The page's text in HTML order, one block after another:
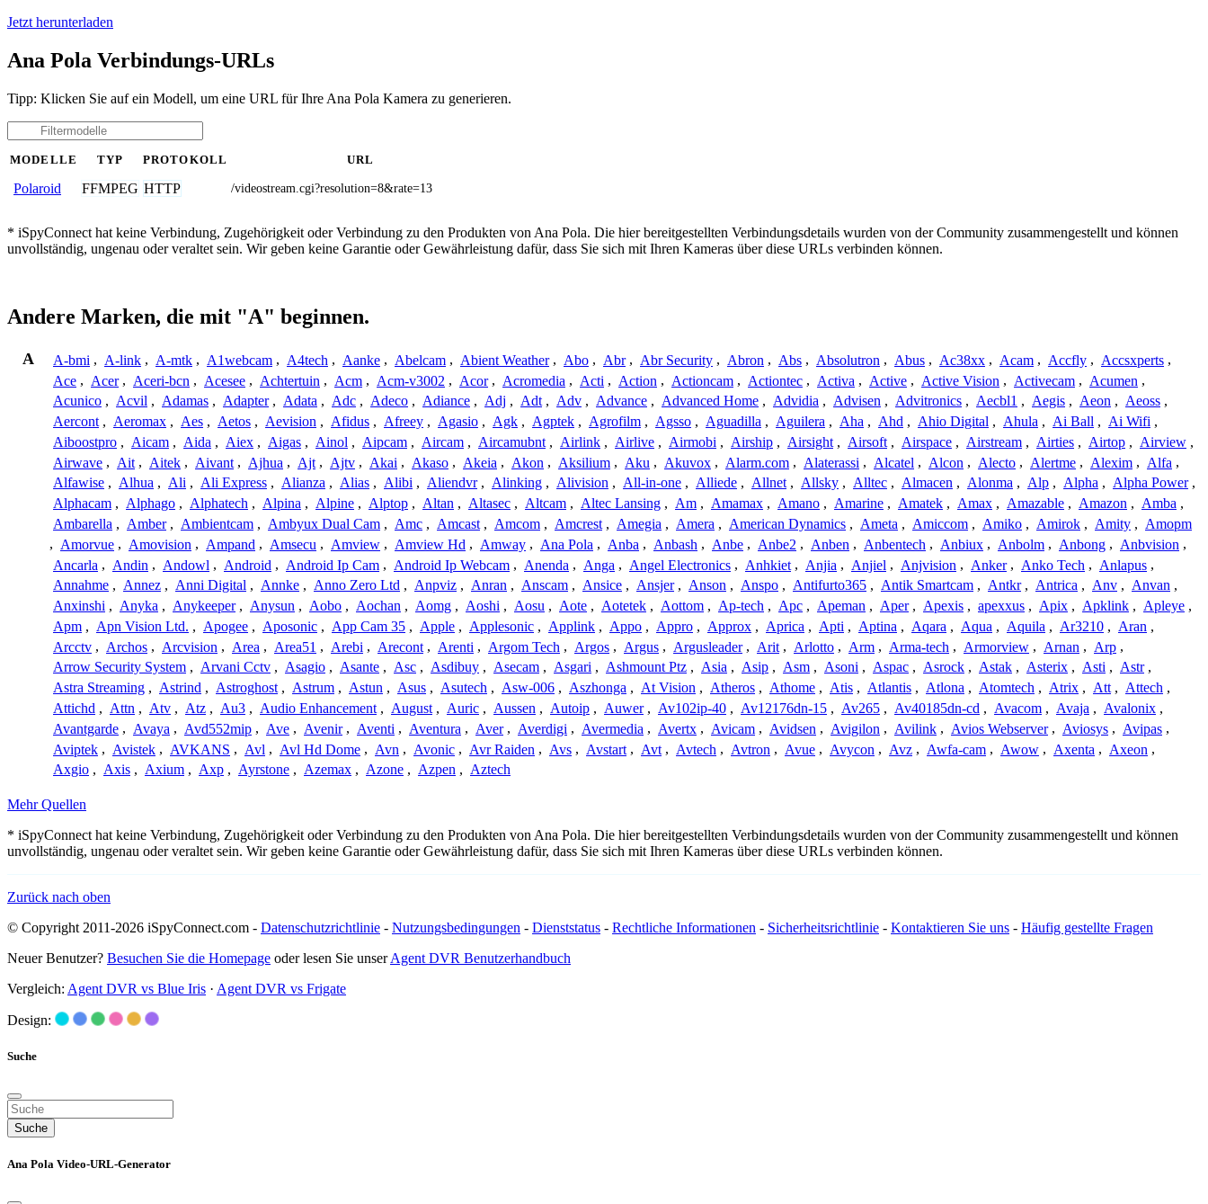
Jetzt herunterladen
Ana Pola Verbindungs-URLs
Tipp: Klicken Sie auf ein Modell, um eine URL für Ihre Ana Pola Kamera zu generieren.
MODELLE TYP PROTOKOLL URL
Polaroid FFMPEG HTTP /videostream.cgi?resolution=8&rate=13
* iSpyConnect hat keine Verbindung, Zugehörigkeit oder Verbindung zu den Produkten von Ana Pola. Die hier bereitgestellten Verbindungsdetails wurden von der Community zusammengestellt und können
unvollständig, ungenau oder veraltet sein. Wir geben keine Garantie oder Gewährleistung dafür, dass Sie sich mit Ihren Kameras über diese URLs verbinden können.
Andere Marken, die mit "A" beginnen.
A A-bmi , A-link , A-mtk , A1webcam , A4tech , Aanke , Abelcam , Abient Weather , Abo , Abr , Abr Security , Abron , Abs , Absolutron , Abus , Ac38xx , Acam , Accfly , Accsxperts ,
Ace , Acer , Aceri-bcn , Acesee , Achtertuin , Acm , Acm-v3002 , Acor , Acromedia , Acti , Action , Actioncam , Actiontec , Activa , Active , Active Vision , Activecam , Acumen ,
Acunico , Acvil , Adamas , Adapter , Adata , Adc , Adeco , Adiance , Adj , Adt , Adv , Advance , Advanced Home , Advidia , Advisen , Advitronics , Aecbl1 , Aegis , Aeon , Aeoss ,
Aercont , Aeromax , Aes , Aetos , Aevision , Afidus , Afreey , Agasio , Agk , Agptek , Agrofilm , Agsso , Aguadilla , Aguilera , Aha , Ahd , Ahio Digital , Ahula , Ai Ball , Ai Wifi ,
Aiboostpro , Aicam , Aida , Aiex , Aigas , Ainol , Aipcam , Aircam , Aircamubnt , Airlink , Airlive , Airmobi , Airship , Airsight , Airsoft , Airspace , Airstream , Airties , Airtop , Airview ,
Airwave , Ait , Aitek , Aivant , Ajhua , Ajt , Ajtv , Akai , Akaso , Akeia , Akon , Aksilium , Aku , Akuvox , Alarm.com , Alaterassi , Alcatel , Alcon , Alecto , Alertme , Alexim , Alfa ,
Alfawise , Alhua , Ali , Ali Express , Alianza , Alias , Alibi , Aliendvr , Alinking , Alivision , All-in-one , Alliede , Allnet , Allsky , Alltec , Almacen , Alonma , Alp , Alpha , Alpha Power ,
Alphacam , Alphago , Alphatech , Alpina , Alpine , Alptop , Altan , Altasec , Altcam , Altec Lansing , Am , Amamax , Amano , Amarine , Amatek , Amax , Amazable , Amazon , Amba ,
Ambarella , Amber , Ambientcam , Ambyux Dual Cam , Amc , Amcast , Amcom , Amcrest , Amegia , Amera , American Dynamics , Ameta , Amiccom , Amiko , Amirok , Amity , Amopm
, Amorvue , Amovision , Ampand , Amsecu , Amview , Amview Hd , Amway , Ana Pola , Anba , Anbash , Anbe , Anbe2 , Anben , Anbentech , Anbiux , Anbolm , Anbong , Anbvision ,
Ancarla , Andin , Andowl , Android , Android Ip Cam , Android Ip Webcam , Anenda , Anga , Angel Electronics , Anhkiet , Anjia , Anjiel , Anjvision , Anker , Anko Tech , Anlapus ,
Annahme , Annez , Anni Digital , Annke , Anno Zero Ltd , Anpviz , Anran , Anscam , Ansice , Ansjer , Anson , Anspo , Antifurto365 , Antik Smartcam , Antkr , Antrica , Anv , Anvan ,
Anxinshi , Anyka , Anykeeper , Anysun , Aobo , Aochan , Aomg , Aoshi , Aosu , Aote , Aotetek , Aottom , Ap-tech , Apc , Apeman , Aper , Apexis , apexxus , Apix , Apklink , Apleye ,
Apm , Apn Vision Ltd. , Apogee , Aposonic , App Cam 35 , Apple , Applesonic , Applink , Appo , Appro , Approx , Aprica , Apti , Aptina , Aqara , Aqua , Aquila , Ar3210 , Aran ,
Arcctv , Archos , Arcvision , Area , Area51 , Arebi , Arecont , Arenti , Argom Tech , Argos , Argus , Argusleader , Arit , Arlotto , Arm , Arma-tech , Armorview , Arnan , Arp ,
Arrow Security System , Arvani Cctv , Asagio , Asante , Asc , Asdibuy , Asecam , Asgari , Ashmount Ptz , Asia , Asip , Asm , Asoni , Aspac , Asrock , Astak , Asterix , Asti , Astr ,
Astra Streaming , Astrind , Astroghost , Astrum , Astun , Asus , Asutech , Asw-006 , Aszhonga , At Vision , Atheros , Athome , Atis , Atlantis , Atlona , Atomtech , Atrix , Att , Attech ,
Attichd , Attn , Atv , Atz , Au3 , Audio Enhancement , August , Auric , Aussen , Autoip , Auwer , Av102ip-40 , Av12176dn-15 , Av265 , Av40185dn-cd , Avacom , Avaja , Avalonix ,
Avantgarde , Avaya , Avd552mip , Ave , Avenir , Aventi , Aventura , Aver , Averdigi , Avermedia , Avertx , Avicam , Avidsen , Avigilon , Avilink , Avios Webserver , Aviosys , Avipas ,
Aviptek , Avistek , AVKANS , Avl , Avl Hd Dome , Avn , Avonic , Avr Raiden , Avs , Avstart , Avt , Avtech , Avtron , Avue , Avycon , Avz , Awfa-cam , Awow , Axenta , Axeon ,
Axgio , Axis , Axium , Axp , Ayrstone , Azemax , Azone , Azpen , Aztech
Mehr Quellen
* iSpyConnect hat keine Verbindung, Zugehörigkeit oder Verbindung zu den Produkten von Ana Pola. Die hier bereitgestellten Verbindungsdetails wurden von der Community zusammengestellt und können
unvollständig, ungenau oder veraltet sein. Wir geben keine Garantie oder Gewährleistung dafür, dass Sie sich mit Ihren Kameras über diese URLs verbinden können.
Zurück nach oben
© Copyright 2011-2026 iSpyConnect.com - Datenschutzrichtlinie - Nutzungsbedingungen - Dienststatus - Rechtliche Informationen - Sicherheitsrichtlinie - Kontaktieren Sie uns - Häufig gestellte Fragen
Neuer Benutzer? Besuchen Sie die Homepage oder lesen Sie unserAgent DVR Benutzerhandbuch
Vergleich: Agent DVR vs Blue Iris · Agent DVR vs Frigate
Design:
Suche
Suche
Ana Pola Video-URL-Generator